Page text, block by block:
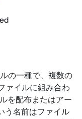
の一種で、複数の
ァイルに組み合わ
を配布またはアー
う名前はファイル